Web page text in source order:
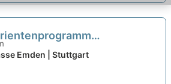
vertriebsorientiert
SBW (m/w/d)
Emden | Stuttgart